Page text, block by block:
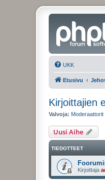
UKK
Etusivu
Kirjoittajien
Valvoja: Moderaattorit
Uusi Aihe
TIEDOTTEET
Kirjoittaja